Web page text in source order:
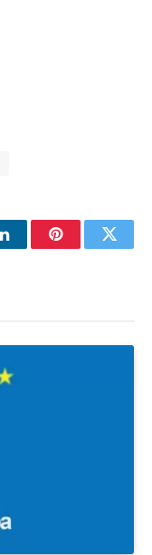
LinkedInPinterest